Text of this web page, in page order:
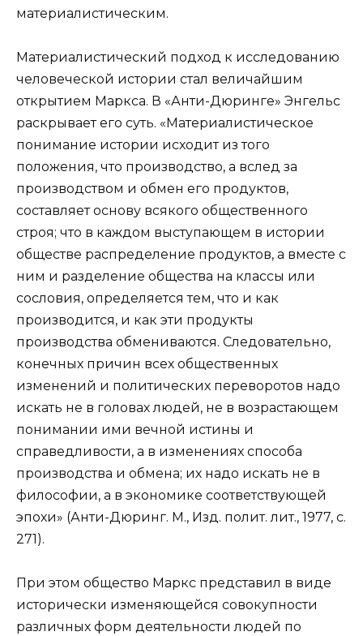
материалистическим.
Материалистический подход к исследованию
человеческой истории стал величайшим
открытием Маркса. В «Анти-Дюринге» Энгельс
раскрывает его суть. «Материалистическое
понимание истории исходит из того
положения, что производство, а вслед за
производством и обмен его продуктов,
составляет основу всякого общественного
строя; что в каждом выступающем в истории
обществе распределение продуктов, а вместе с
ним и разделение общества на классы или
сословия, определяется тем, что и как
производится, и как эти продукты
производства обмениваются. Следовательно,
конечных причин всех общественных
изменений и политических переворотов надо
искать не в головах людей, не в возрастающем
понимании ими вечной истины и
справедливости, а в изменениях способа
производства и обмена; их надо искать не в
философии, а в экономике соответствующей
эпохи» (Анти-Дюринг. М., Изд. полит. лит., 1977, с.
271).
При этом общество Маркс представил в виде
исторически изменяющейся совокупности
различных форм деятельности людей по